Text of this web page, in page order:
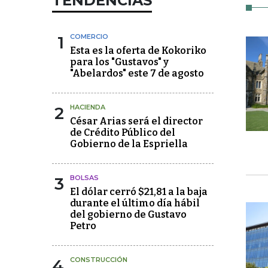
1 COMERCIO
Esta es la oferta de Kokoriko
para los "Gustavos" y
"Abelardos" este 7 de agosto
2 HACIENDA
César Arias será el director
de Crédito Público del
Gobierno de la Espriella
3 BOLSAS
El dólar cerró $21,81 a la baja
durante el último día hábil
del gobierno de Gustavo
Petro
CONSTRUCCIÓN